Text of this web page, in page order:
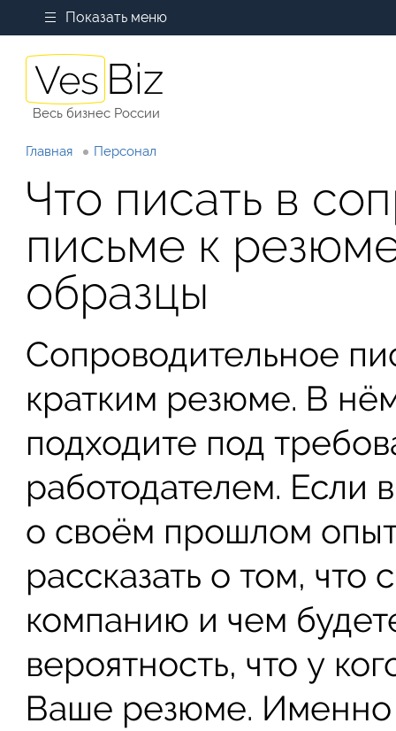
Показать меню
Весь бизнес России
Главная Персонал
Что писать в
письме к
образцы
Сопроводительное
кратким резюме. В
подходите под
работодателем. Если
о своём прошлом
рассказать о том,
компанию и чем
вероятность, что у
Ваше резюме. Именно